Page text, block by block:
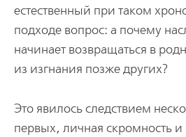
естественный при таком
подходе вопрос: а почему
начинает возвращаться в
из изгнания позже других?
Это явилось следствием
первых, личная скромность